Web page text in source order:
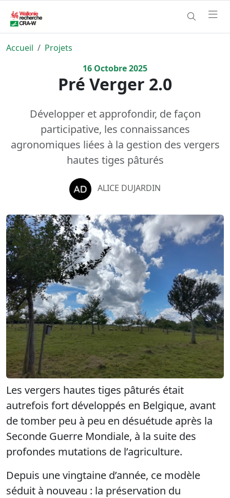
Accueil
Projets
16 Octobre2025
Pré Verger 2.0
Développer et approfondir, de façon
participative, les connaissances
agronomiques liées à la gestion des vergers
hautes tiges pâturés
ALICE DUJARDIN
Les vergers hautes tiges pâturés était
autrefois fort développés en Belgique, avant
de tomber peu à peu en désuétude après la
Seconde Guerre Mondiale, à la suite des
profondes mutations de l’agriculture.
Depuis une vingtaine d’année, ce modèle
séduit à nouveau : la préservation du